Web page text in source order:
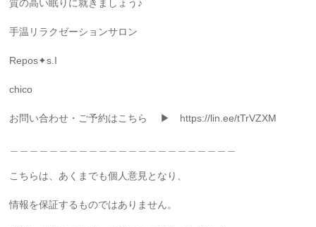
質の高い眠りに就きましょう♪
手温リラクゼーションサロン
Repos✦s.I
chico
お問い合わせ・ご予約はこちら ▶ https://lin.ee/tTrVZXM
こちらは、あくまでも個人意見となり、
情報を保証するものではありません。